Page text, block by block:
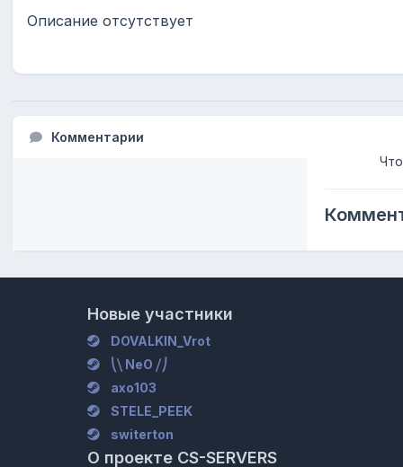
Описание отсутствует
Комментарии
Новые участники
DOVALKIN_Vrot
⎝⧹ NeO ⧸⎠
axo103
STELE_PEEK
switerton
О проекте CS-SERVERS